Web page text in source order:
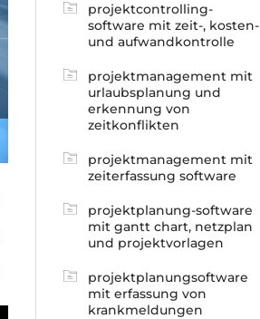
projektcontrolling-
software mit zeit-, kosten-
und aufwandkontrolle
projektmanagement mit
urlaubsplanung und
erkennung von
zeitkonflikten
projektmanagement mit
zeiterfassung software
projektplanung-software
mit gantt chart, netzplan
und projektvorlagen
projektplanungsoftware
mit erfassung von
krankmeldungen